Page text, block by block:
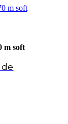
m soft